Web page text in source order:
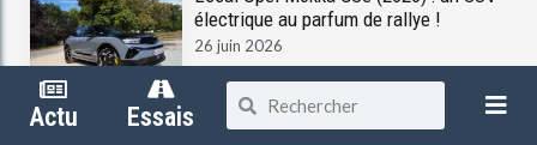
électrique au parfum de rallye !
26 juin 2026
Essai Peugeot 408 restylée (2026), va
t-elle enfin séduire ?
Actu Essais